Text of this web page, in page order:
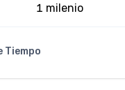
Tiempo
1 milenio